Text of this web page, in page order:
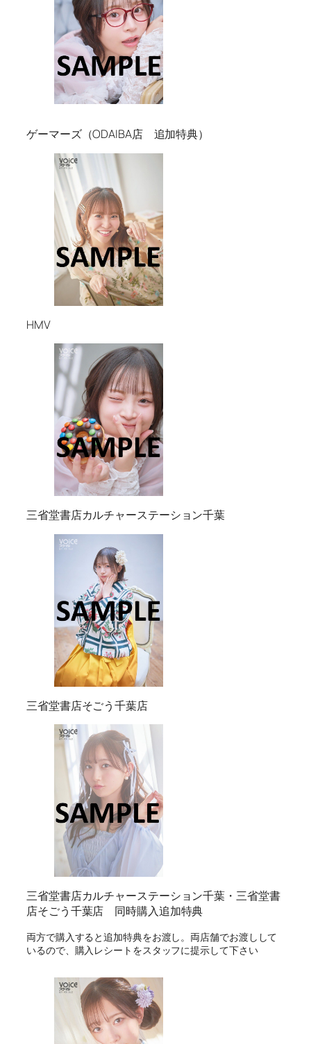
ゲーマーズ（ODAIBA店 追加特典）
HMV
三省堂書店カルチャーステーション千葉
三省堂書店そごう千葉店
三省堂書店カルチャーステーション千葉・三省堂書
店そごう千葉店 同時購入追加特典
両方で購入すると追加特典をお渡し。両店舗でお渡しして
いるので、購入レシートをスタッフに提示して下さい